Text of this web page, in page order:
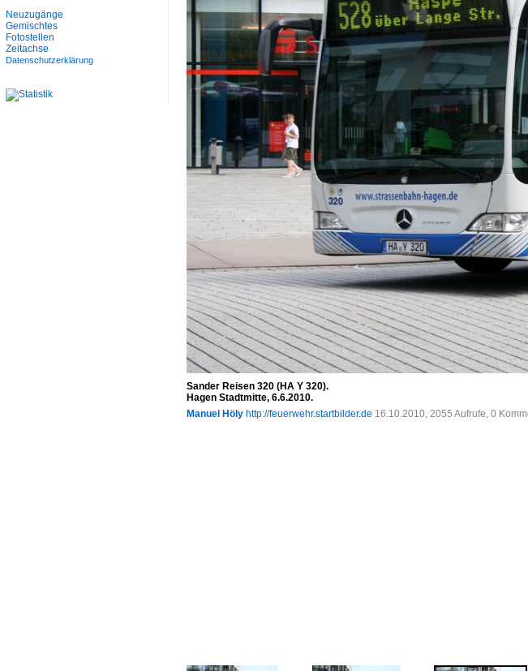
Sander Reisen 320 (HA Y 320).
Hagen Stadtmitte, 6.6.2010.
Manuel Höly http://feuerwehr.startbilder.de 16.10.2010, 2055 Aufrufe, 0
Neuzugänge
Gemischtes
Fotostellen
Zeitachse
Datenschutzerklärung